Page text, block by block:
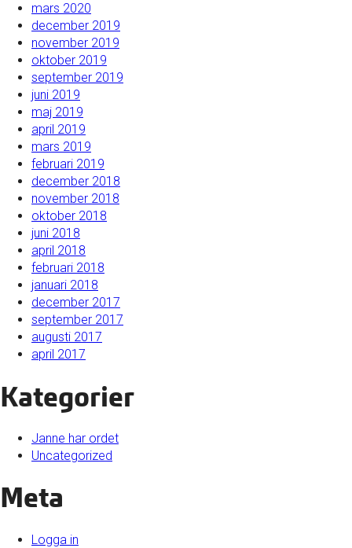
mars 2020
december 2019
november 2019
oktober 2019
september 2019
juni 2019
maj 2019
april 2019
mars 2019
februari 2019
december 2018
november 2018
oktober 2018
juni 2018
april 2018
februari 2018
januari 2018
december 2017
september 2017
augusti 2017
april 2017
Kategorier
Janne har ordet
Uncategorized
Meta
Logga in